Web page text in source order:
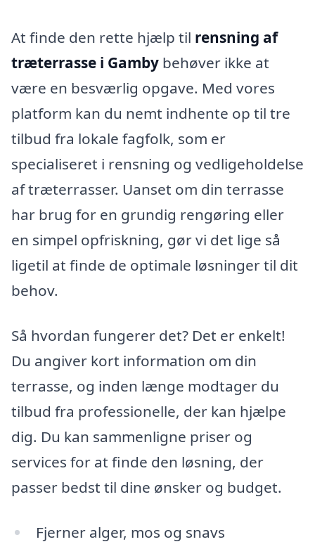
At finde den rette hjælp til rensning af
træterrasse i Gamby behøver ikke at
være en besværlig opgave. Med vores
platform kan du nemt indhente op til tre
tilbud fra lokale fagfolk, som er
specialiseret i rensning og vedligeholdelse
af træterrasser. Uanset om din terrasse
har brug for en grundig rengøring eller
en simpel opfriskning, gør vi det lige så
ligetil at finde de optimale løsninger til dit
behov.
Så hvordan fungerer det? Det er enkelt!
Du angiver kort information om din
terrasse, og inden længe modtager du
tilbud fra professionelle, der kan hjælpe
dig. Du kan sammenligne priser og
services for at finde den løsning, der
passer bedst til dine ønsker og budget.
Fjerner alger, mos og snavs